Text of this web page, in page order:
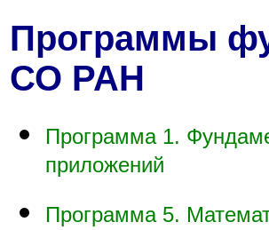
Программы
СО РАН
Программа 1.
приложений
Программа 5.